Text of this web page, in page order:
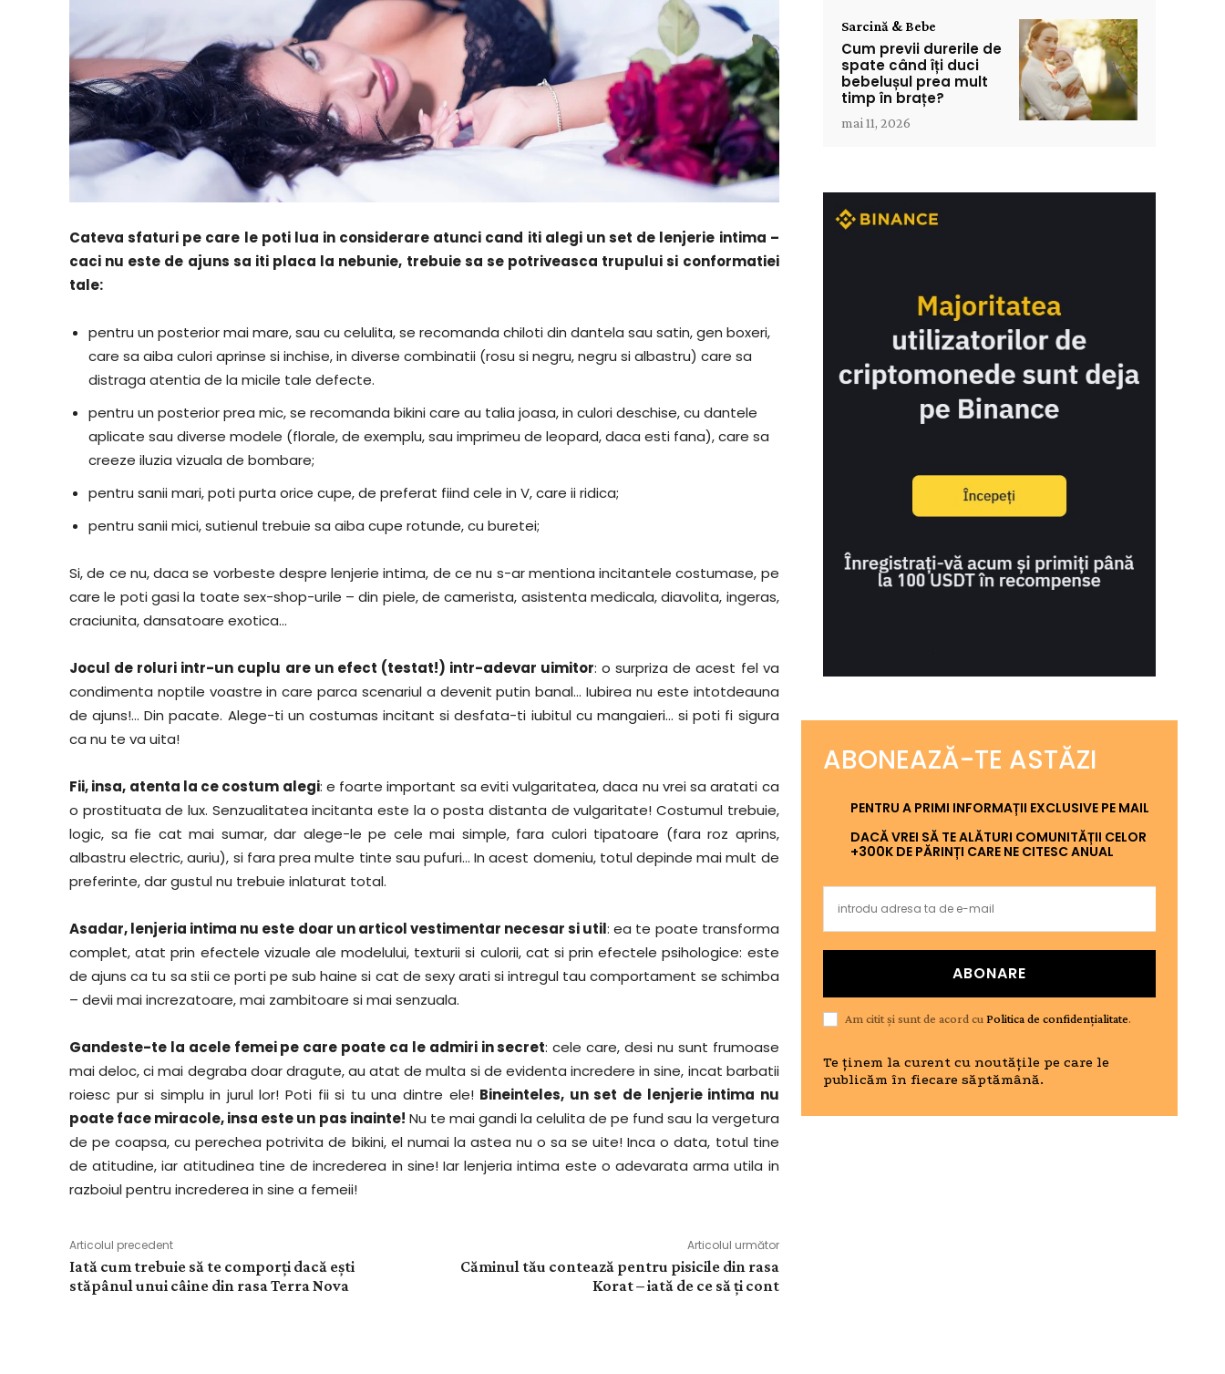
Cateva sfaturi pe care le poti lua in considerare atunci cand iti alegi un set de lenjerie intima –
caci nu este de ajuns sa iti placa la nebunie, trebuie sa se potriveasca trupului si conformatiei
tale:
pentru un posterior mai mare, sau cu celulita, se recomanda chiloti din dantela sau satin, gen boxeri,
care sa aiba culori aprinse si inchise, in diverse combinatii (rosu si negru, negru si albastru) care sa
distraga atentia de la micile tale defecte.
pentru un posterior prea mic, se recomanda bikini care au talia joasa, in culori deschise, cu dantele
aplicate sau diverse modele (florale, de exemplu, sau imprimeu de leopard, daca esti fana), care sa
creeze iluzia vizuala de bombare;
pentru sanii mari, poti purta orice cupe, de preferat fiind cele in V, care ii ridica;
pentru sanii mici, sutienul trebuie sa aiba cupe rotunde, cu buretei;
Si, de ce nu, daca se vorbeste despre lenjerie intima, de ce nu s-ar mentiona incitantele costumase, pe
care le poti gasi la toate sex-shop-urile – din piele, de camerista, asistenta medicala, diavolita, ingeras,
craciunita, dansatoare exotica…
Jocul de roluri intr-un cuplu are un efect (testat!) intr-adevar uimitor: o surpriza de acest fel va
condimenta noptile voastre in care parca scenariul a devenit putin banal… Iubirea nu este intotdeauna
de ajuns!… Din pacate. Alege-ti un costumas incitant si desfata-ti iubitul cu mangaieri… si poti fi sigura
ca nu te va uita!
Fii, insa, atenta la ce costum alegi: e foarte important sa eviti vulgaritatea, daca nu vrei sa aratati ca
o prostituata de lux. Senzualitatea incitanta este la o posta distanta de vulgaritate! Costumul trebuie,
logic, sa fie cat mai sumar, dar alege-le pe cele mai simple, fara culori tipatoare (fara roz aprins,
albastru electric, auriu), si fara prea multe tinte sau pufuri… In acest domeniu, totul depinde mai mult de
preferinte, dar gustul nu trebuie inlaturat total.
Asadar, lenjeria intima nu este doar un articol vestimentar necesar si util: ea te poate transforma
complet, atat prin efectele vizuale ale modelului, texturii si culorii, cat si prin efectele psihologice: este
de ajuns ca tu sa stii ce porti pe sub haine si cat de sexy arati si intregul tau comportament se schimba
– devii mai increzatoare, mai zambitoare si mai senzuala.
Gandeste-te la acele femei pe care poate ca le admiri in secret: cele care, desi nu sunt frumoase
mai deloc, ci mai degraba doar dragute, au atat de multa si de evidenta incredere in sine, incat barbatii
roiesc pur si simplu in jurul lor! Poti fii si tu una dintre ele! Bineinteles, un set de lenjerie intima nu
poate face miracole, insa este un pas inainte! Nu te mai gandi la celulita de pe fund sau la vergetura
de pe coapsa, cu perechea potrivita de bikini, el numai la astea nu o sa se uite! Inca o data, totul tine
de atitudine, iar atitudinea tine de increderea in sine! Iar lenjeria intima este o adevarata arma utila in
razboiul pentru increderea in sine a femeii!
Articolul precedent
Iată cum trebuie să te comporți dacă ești
stăpânul unui câine din rasa Terra Nova
Articolul următor
Căminul tău contează pentru pisicile din rasa
Korat – iată de ce să ți cont
Sarcină & Bebe
Cum previi durerile de
spate când îți duci
bebelușul prea mult
timp în brațe?
mai 11, 2026
ABONEAZĂ-TE ASTĂZI
PENTRU A PRIMI INFORMAȚII EXCLUSIVE PE MAIL
DACĂ VREI SĂ TE ALĂTURI COMUNITĂȚII CELOR
+300K DE PĂRINȚI CARE NE CITESC ANUAL
ABONARE
Am citit și sunt de acord cuPolitica de confidențialitate.
Te ținem la curent cu noutățile pe care le
publicăm în fiecare săptămână.